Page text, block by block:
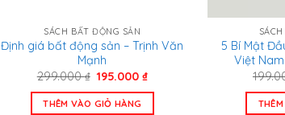
SÁCH BẤT ĐỘNG SẢN
Định giá bất động sản – Trịnh Văn
Mạnh
299.000₫ Giá
là:
299.000 ₫.
195.000₫Giá
tại
THÊM VÀO GIỎ HÀNG
5 Bí Mật
Việt